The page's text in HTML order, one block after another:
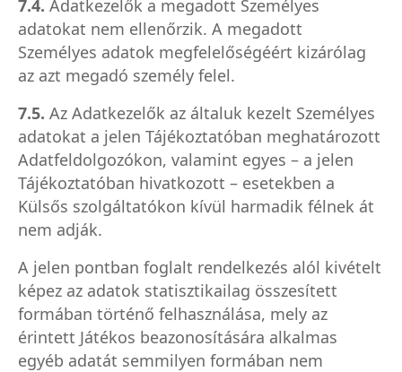
7.4. Adatkezelők a megadott Személyes
adatokat nem ellenőrzik. A megadott
Személyes adatok megfelelőségéért kizárólag
az azt megadó személy felel.
7.5. Az Adatkezelők az általuk kezelt Személyes
adatokat a jelen Tájékoztatóban meghatározott
Adatfeldolgozókon, valamint egyes – a jelen
Tájékoztatóban hivatkozott – esetekben a
Külsős szolgáltatókon kívül harmadik félnek át
nem adják.
A jelen pontban foglalt rendelkezés alól kivételt
képez az adatok statisztikailag összesített
formában történő felhasználása, mely az
érintett Játékos beazonosítására alkalmas
egyéb adatát semmilyen formában nem